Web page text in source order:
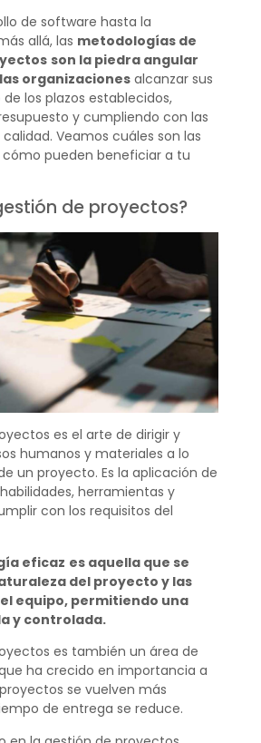
de software hasta la
allá, las metodologías de
son la piedra angular
organizacionesalcanzar sus
los plazos establecidos,
y cumpliendo con las
Veamos cuáles son las
pueden beneficiar a tu
de proyectos?
es el arte de dirigir y
humanos y materiales a lo
un proyecto. Es la aplicación de
herramientas y
con los requisitos del
eficaz es aquella que se
del proyecto y las
equipo, permitiendo una
y controlada.
es también un área de
ha crecido en importancia a
se vuelven más
de entrega se reduce.